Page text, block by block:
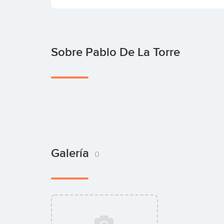
Sobre Pablo De La Torre
Galería 0